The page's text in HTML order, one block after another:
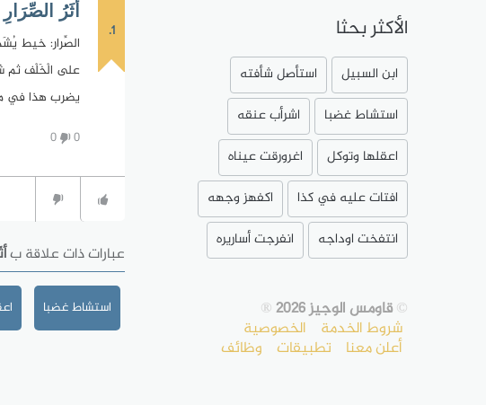
1.
أثَرُ
الصِّرار: خيط
على الْخَلْف ثم
يضرب هذا في
0
0
عبارات ذات علاقة ب
استشاط غضبا
الأكثر بحثا
ابن السبيل
استأصل شأفته
استشاط غضبا
اشرأب عنقه
اعقلها وتوكل
اغرورقت عيناه
افتات عليه في كذا
اكفهز وجهه
انتفخت اوداجه
انفرجت أساريره
©قاومس الوجيز 2026 ®
شروط الخدمة الخصوصية
أعلن معنا تطبيقات وظائف